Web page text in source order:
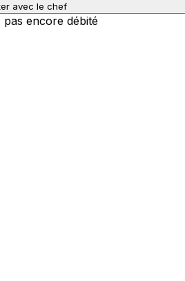
avec le chef
pas encore débité